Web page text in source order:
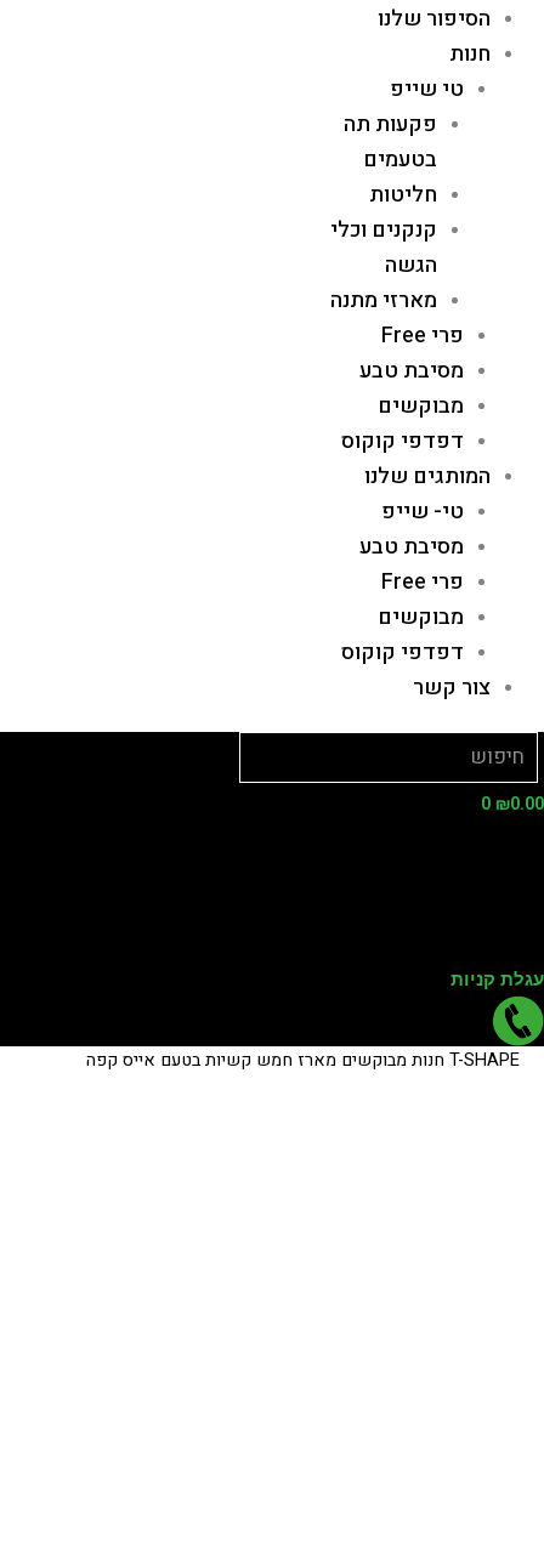
הסיפור שלנו
חנות
טי שייפ
פקעות תה
בטעמים
חליטות
קנקנים וכלי
הגשה
מארזי מתנה
פרי Free
מסיבת טבע
מבוקשים
דפדפי קוקוס
המותגים שלנו
טי- שייפ
מסיבת טבע
פרי Free
מבוקשים
דפדפי קוקוס
צור קשר
₪
0
קניות
T-SHAPEחנותמבוקשיםמארז חמש קשיות בטעם אייס קפה